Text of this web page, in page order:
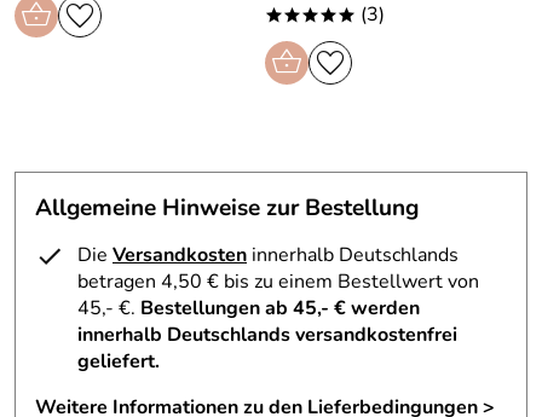
***** (3)
Allgemeine Hinweise zur Bestellung
Die Versandkosten innerhalb Deutschlands
betragen 4,50 € bis zu einem Bestellwert von
45,- €. Bestellungen ab 45,- € werden
innerhalb Deutschlands versandkostenfrei
geliefert.
Weitere Informationen zu den Lieferbedingungen >